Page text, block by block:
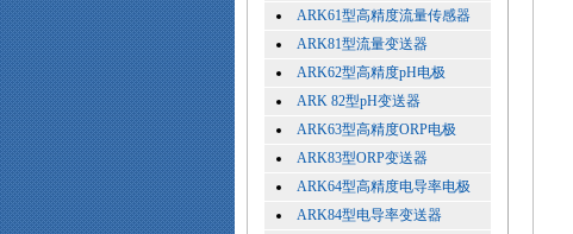
ARK61型高精度流量传感器
ARK81型流量变送器
ARK62型高精度pH电极
ARK 82型pH变送器
ARK63型高精度ORP电极
ARK83型ORP变送器
ARK64型高精度电导率电极
ARK84型电导率变送器